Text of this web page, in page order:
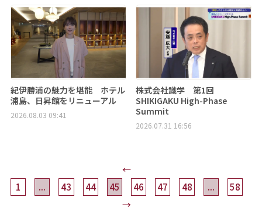
紀伊勝浦の魅力を堪能 ホテル
浦島、日昇館をリニューアル
2026.08.03 09:41
株式会社識学 第1回
SHIKIGAKU High-Phase
Summit
2026.07.31 16:56
←
1
... 43 44 45 46 47 48 ...
58
→